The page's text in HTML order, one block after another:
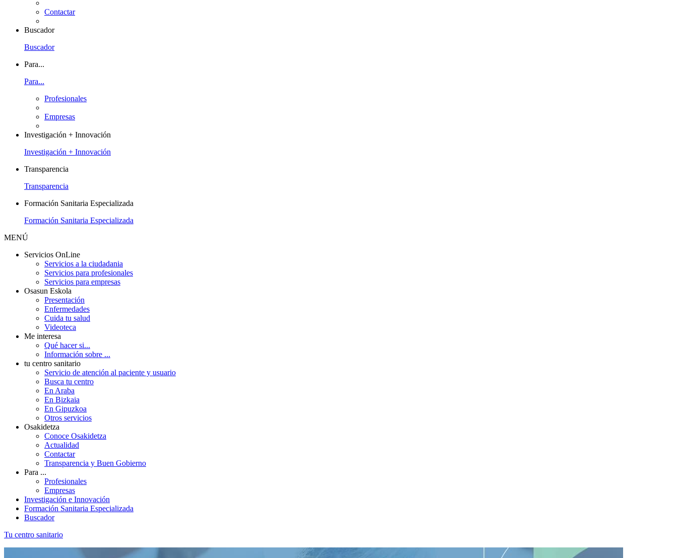
Contactar
Buscador
Buscador
Para...
Para...
Profesionales
Empresas
Investigación + Innovación
Investigación + Innovación
Transparencia
Transparencia
Formación Sanitaria Especializada
Formación Sanitaria Especializada
MENÚ
Servicios OnLine
Servicios a la ciudadania
Servicios para profesionales
Servicios para empresas
Osasun Eskola
Presentación
Enfermedades
Cuida tu salud
Videoteca
Me interesa
Qué hacer si...
Información sobre ...
tu centro sanitario
Servicio de atención al paciente y usuario
Busca tu centro
En Araba
En Bizkaia
En Gipuzkoa
Otros servicios
Osakidetza
Conoce Osakidetza
Actualidad
Contactar
Transparencia y Buen Gobierno
Para ...
Profesionales
Empresas
Investigación e Innovación
Formación Sanitaria Especializada
Buscador
Tu centro sanitario